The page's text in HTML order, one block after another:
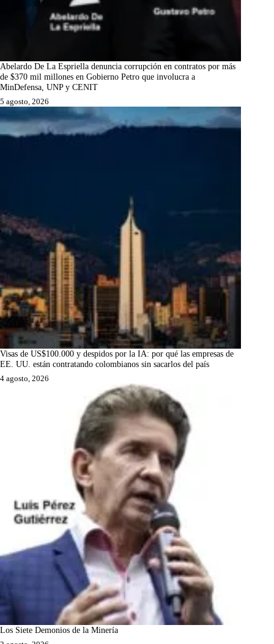
Abelardo De La Espriella denuncia corrupción en contratos por más
de $370 mil millones en Gobierno Petro que involucra a
MinDefensa, UNP y CENIT
5 agosto, 2026
Visas de US$100.000 y despidos por la IA: por qué las empresas de
EE. UU. están contratando colombianos sin sacarlos del país
4 agosto, 2026
Los Siete Demonios de la Minería